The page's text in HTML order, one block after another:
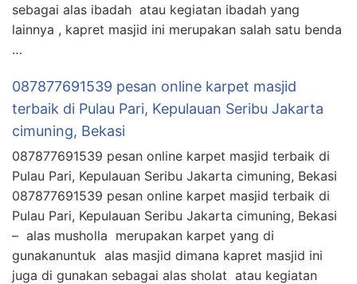
sebagai alas ibadah atau kegiatan ibadah yang
lainnya , kapret masjid ini merupakan salah satu benda
…
087877691539 pesan online karpet masjid
terbaik di Pulau Pari, Kepulauan Seribu Jakarta
cimuning, Bekasi
087877691539 pesan online karpet masjid terbaik di
Pulau Pari, Kepulauan Seribu Jakarta cimuning, Bekasi
087877691539 pesan online karpet masjid terbaik di
Pulau Pari, Kepulauan Seribu Jakarta cimuning, Bekasi
– alas musholla merupakan karpet yang di
gunakanuntuk alas masjid dimana kapret masjid ini
juga di gunakan sebagai alas sholat atau kegiatan